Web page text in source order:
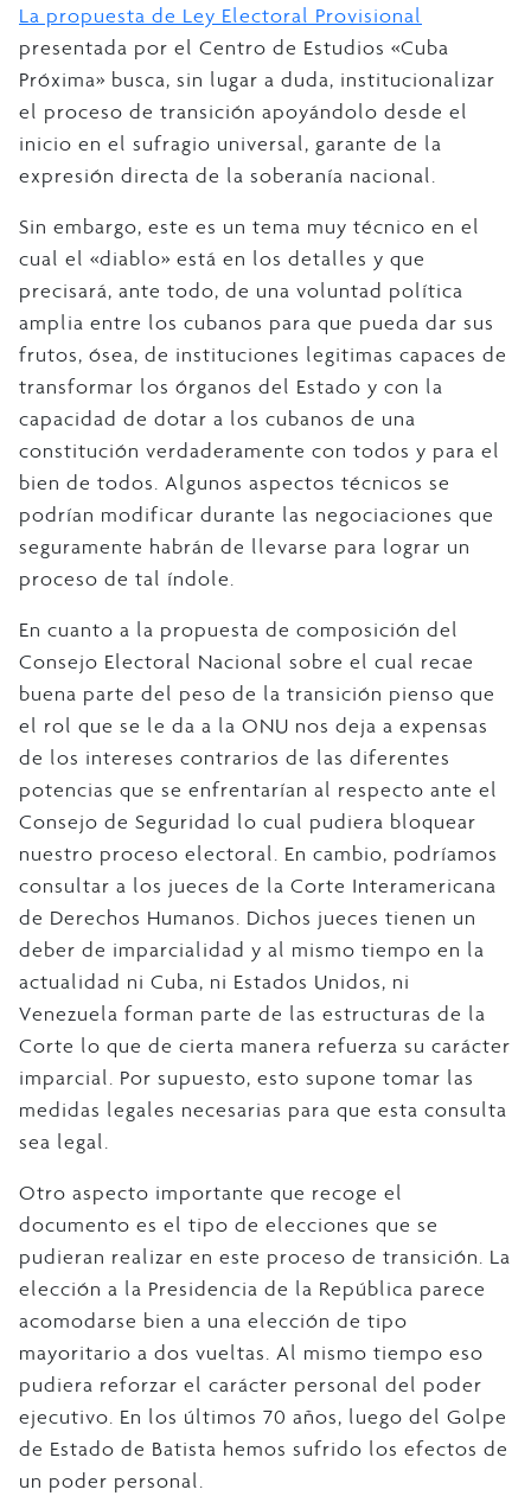
La propuesta de Ley Electoral Provisional
presentada por el Centro de Estudios «Cuba
Próxima» busca, sin lugar a duda, institucionalizar
el proceso de transición apoyándolo desde el
inicio en el sufragio universal, garante de la
expresión directa de la soberanía nacional.
Sin embargo, este es un tema muy técnico en el
cual el «diablo» está en los detalles y que
precisará, ante todo, de una voluntad política
amplia entre los cubanos para que pueda dar sus
frutos, ósea, de instituciones legitimas capaces de
transformar los órganos del Estado y con la
capacidad de dotar a los cubanos de una
constitución verdaderamente con todos y para el
bien de todos. Algunos aspectos técnicos se
podrían modificar durante las negociaciones que
seguramente habrán de llevarse para lograr un
proceso de tal índole.
En cuanto a la propuesta de composición del
Consejo Electoral Nacional sobre el cual recae
buena parte del peso de la transición pienso que
el rol que se le da a la ONU nos deja a expensas
de los intereses contrarios de las diferentes
potencias que se enfrentarían al respecto ante el
Consejo de Seguridad lo cual pudiera bloquear
nuestro proceso electoral. En cambio, podríamos
consultar a los jueces de la Corte Interamericana
de Derechos Humanos. Dichos jueces tienen un
deber de imparcialidad y al mismo tiempo en la
actualidad ni Cuba, ni Estados Unidos, ni
Venezuela forman parte de las estructuras de la
Corte lo que de cierta manera refuerza su carácter
imparcial. Por supuesto, esto supone tomar las
medidas legales necesarias para que esta consulta
sea legal.
Otro aspecto importante que recoge el
documento es el tipo de elecciones que se
pudieran realizar en este proceso de transición. La
elección a la Presidencia de la República parece
acomodarse bien a una elección de tipo
mayoritario a dos vueltas. Al mismo tiempo eso
pudiera reforzar el carácter personal del poder
ejecutivo. En los últimos 70 años, luego del Golpe
de Estado de Batista hemos sufrido los efectos de
un poder personal.